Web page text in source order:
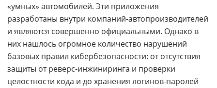
«умных» автомобилей. Эти приложения
разработаны внутри компаний-автопроизводителей
и являются совершенно официальными. Однако в
них нашлось огромное количество нарушений
базовых правил кибербезопасности: от отсутствия
защиты от реверс-инжиниринга и проверки
целостности кода и до хранения логинов-паролей